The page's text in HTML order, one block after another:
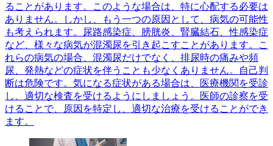
ることがあります。このような場合は、特に心配する必要は
ありません。しかし、もう一つの原因として、病気の可能性
も考えられます。尿路感染症、膀胱炎、腎臓結石、性感染症
など、様々な病気が混濁尿を引き起こすことがあります。こ
れらの病気の場合、混濁尿だけでなく、排尿時の痛みや頻
尿、発熱などの症状を伴うことも少なくありません。自己判
断は危険です。気になる症状がある場合は、医療機関を受診
し、適切な検査を受けるようにしましょう。医師の診察を受
けることで、原因を特定し、適切な治療を受けることができ
ます。